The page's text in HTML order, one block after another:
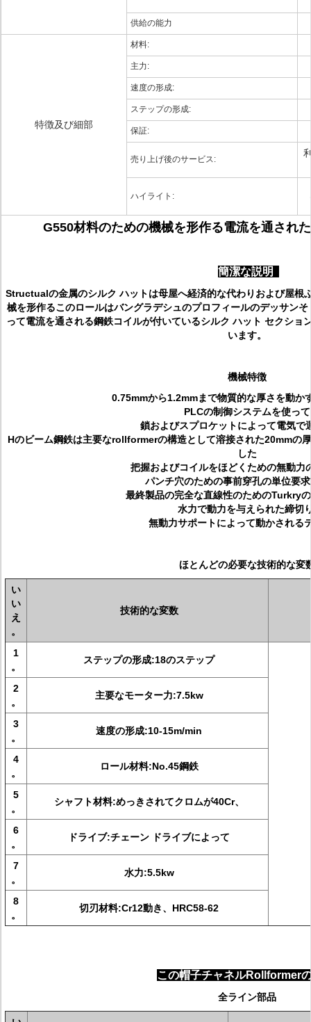
供給の能力
特徴及び細部
材料:
主力:
速度の形成:
ステップの形成:
保証:
売り上げ後のサービス:
ハイライト:
G550材料のための機械を形作る電流を通され
簡潔な説明
Structualの金属のシルク ハットは母屋へ経済的な代わりおよび屋根
械を形作るこのロールはバングラデシュのプロフィールのデッサン
って電流を通される鋼鉄コイルが付いているシルク ハット セクショ
います。
機械特徴
0.75mmから1.2mmまで物質的な厚さを動か
PLCの制御システムを使って
鎖およびスプロケットによって電気で
Hのビーム鋼鉄は主要なrollformerの構造として溶接された20mmの
した
把握およびコイルをほどくための無動力
パンチ穴のための事前穿孔の単位要
最終製品の完全な直線性のためのTurkry
水力で動力を与えられた締切
無動力サポートによって動かされる
ほとんどの必要な技術的な変
い
い
え
。
技術的な変数
1
。
ステップの形成:18のステップ
2
。
主要なモーター力:7.5kw
3
。
速度の形成:10-15m/min
4
。
ロール材料:No.45鋼鉄
5
。
シャフト材料:めっきされてクロムが40Cr、
6
。
ドライブ:チェーン ドライブによって
7
。
水力:5.5kw
8
。
切刃材料:Cr12動き、HRC58-62
この帽子チャネルRollformer
全ライン部品